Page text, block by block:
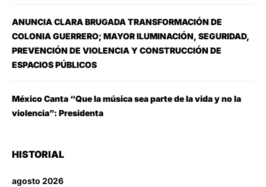
ANUNCIA CLARA BRUGADA TRANSFORMACIÓN DE
COLONIA GUERRERO; MAYOR ILUMINACIÓN, SEGURIDAD,
PREVENCIÓN DE VIOLENCIA Y CONSTRUCCIÓN DE
ESPACIOS PÚBLICOS
México Canta “Que la música sea parte de la vida y no la
violencia”: Presidenta
HISTORIAL
agosto 2026